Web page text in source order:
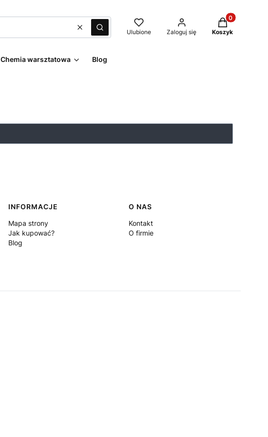
WyczyśćSzukaj Ulubione Zaloguj się
Produkty w
Koszyk
Chemia warsztatowa Blog
INFORMACJE
Mapa strony
Jak kupować?
Blog
O NAS
Kontakt
O firmie